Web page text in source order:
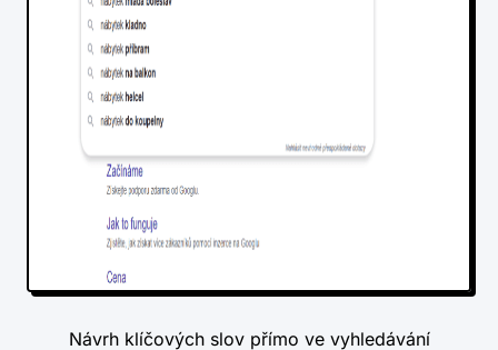
Návrh klíčových slov přímo ve vyhledávání